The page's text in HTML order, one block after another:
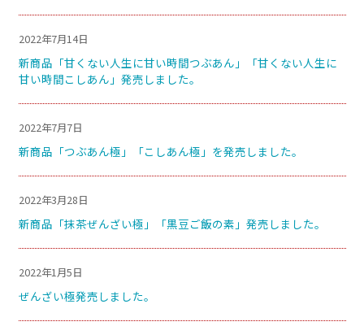
2022年7月14日
新商品「甘くない人生に甘い時間つぶあん」「甘くない人生に
甘い時間こしあん」発売しました。
2022年7月7日
新商品「つぶあん極」「こしあん極」を発売しました。
2022年3月28日
新商品「抹茶ぜんざい極」「黒豆ご飯の素」発売しました。
2022年1月5日
ぜんざい極発売しました。